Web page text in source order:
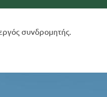
συνδρομητής.